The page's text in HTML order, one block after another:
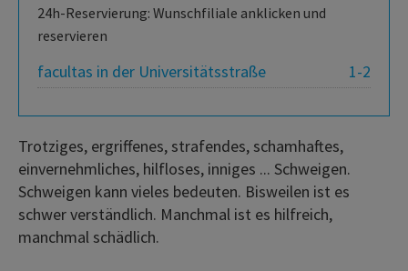
24h-Reservierung: Wunschfiliale anklicken und
reservieren
1-2
facultas in der Universitätsstraße
Trotziges, ergriffenes, strafendes, schamhaftes,
einvernehmliches, hilfloses, inniges ... Schweigen.
Schweigen kann vieles bedeuten. Bisweilen ist es
schwer verständlich. Manchmal ist es hilfreich,
manchmal schädlich.